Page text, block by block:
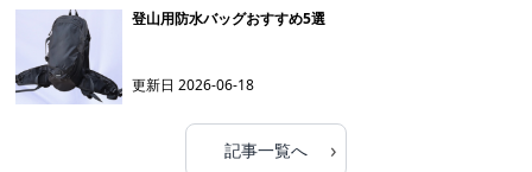
登山用防水バッグおすすめ5選
更新日2026-06-18
記事一覧へ ›